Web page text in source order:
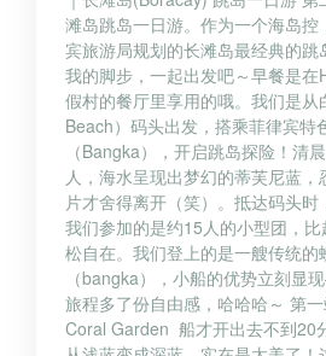
滩岛跳岛一日游。作为一个海岛
宾旅游局规划的长滩岛最经典的跳
我的脚步，一起出发吧～早餐是
假村的餐厅里享用的哦。我们是从
Beach）码头出发，搭乘菲律宾特
（Bangka），开启跳岛探险！清
人，海水呈现出梦幻的蒂芙尼蓝
片才舍得离开（笑）。抵达码头时
我们参加的是约15人的小型团，
松自在。我们登上的是一艘传统的
（bangka），小船的优势立刻
旅程多了份自由感，哈哈哈～ 第
Coral Garden 船才开出去不到20